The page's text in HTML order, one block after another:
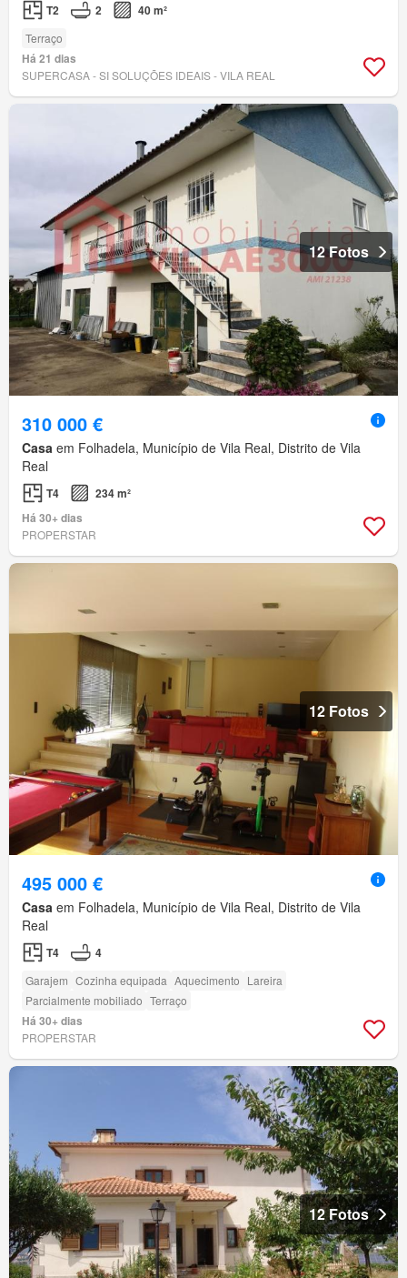
T2 2 40 m²
Terraço
Há 21 dias
SUPERCASA - SI SOLUÇÕES IDEAIS - VILA REAL
12 Fotos
310 000 €
Casa em Folhadela, Município de Vila Real, Distrito de Vila
Real
T4
234 m²
Há 30+ dias
PROPERSTAR
12 Fotos
495 000 €
Casa em Folhadela, Município de Vila Real, Distrito de Vila
Real
T4 4
Garajem Cozinha equipada Aquecimento Lareira
Parcialmente mobiliado Terraço
Há 30+ dias
PROPERSTAR
12 Fotos